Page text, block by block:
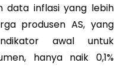
data inflasi yang lebih
produsen AS, yang
awal untuk
hanya naik 0,1%